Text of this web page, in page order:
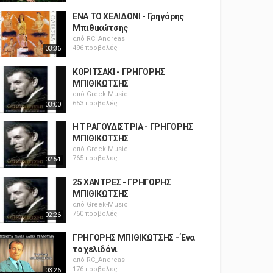
03:36
ΕΝΑ ΤΟ ΧΕΛΙΔΟΝΙ - Γρηγόρης
Μπιθικώτσης
από RC_Andreas
496 προβολές
03:00
ΚΟΡΙΤΣΑΚΙ - ΓΡΗΓΟΡΗΣ
ΜΠΙΘΙΚΩΤΣΗΣ
από Greek-Music
653 προβολές
02:54
Η ΤΡΑΓΟΥΔΙΣΤΡΙΑ - ΓΡΗΓΟΡΗΣ
ΜΠΙΘΙΚΩΤΣΗΣ
από Greek-Music
765 προβολές
02:26
25 ΧΑΝΤΡΕΣ - ΓΡΗΓΟΡΗΣ
ΜΠΙΘΙΚΩΤΣΗΣ
από Greek-Music
760 προβολές
03:26
ΓΡΗΓΟΡΗΣ ΜΠΙΘΙΚΩΤΣΗΣ - Ένα
το χελιδόνι
από RC_Andreas
176 προβολές